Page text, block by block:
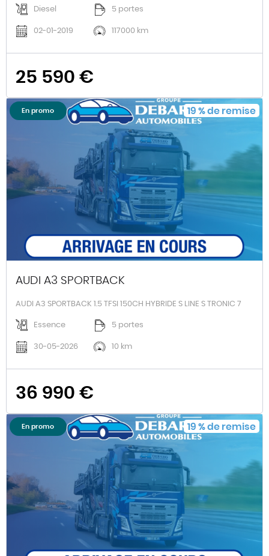
Diesel 5 portes
02-01-2019 117000 km
25 590 €
En promo 19 %de remise
AUDI A3 SPORTBACK
AUDI A3 SPORTBACK 1.5 TFSI 150CH HYBRIDE S LINE S TRONIC 7
Essence 5 portes
30-05-2026 10 km
36 990 €
En promo 19 %de remise